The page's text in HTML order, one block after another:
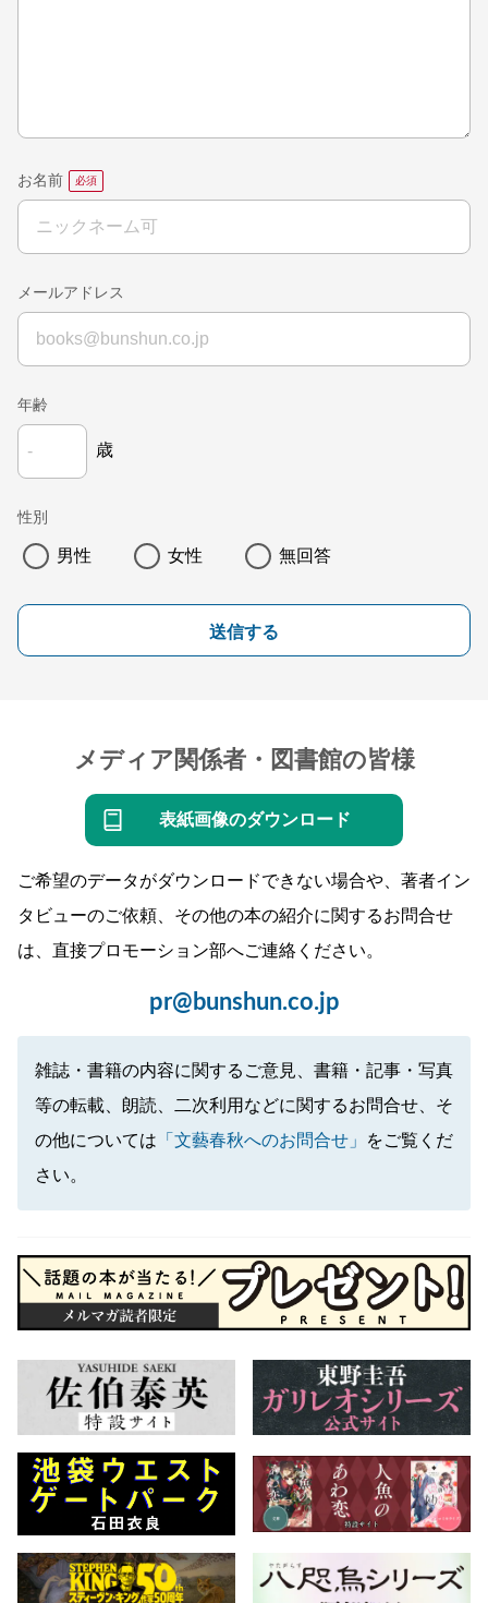
お名前
メールアドレス
年齢
歳
性別
男性 女性 無回答
送信する
メディア関係者・図書館の皆様
表紙画像のダウンロード
ご希望のデータがダウンロードできない場合や、著者イン
タビューのご依頼、その他の本の紹介に関するお問合せ
は、直接プロモーション部へご連絡ください。
pr@bunshun.co.jp
雑誌・書籍の内容に関するご意見、書籍・記事・写真
等の転載、朗読、二次利用などに関するお問合せ、そ
の他については 「文藝春秋へのお問合せ」
をご覧くだ
さい。